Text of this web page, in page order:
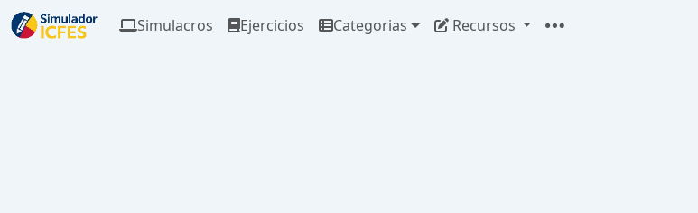
Simulacros Ejercicios Categorias Recursos